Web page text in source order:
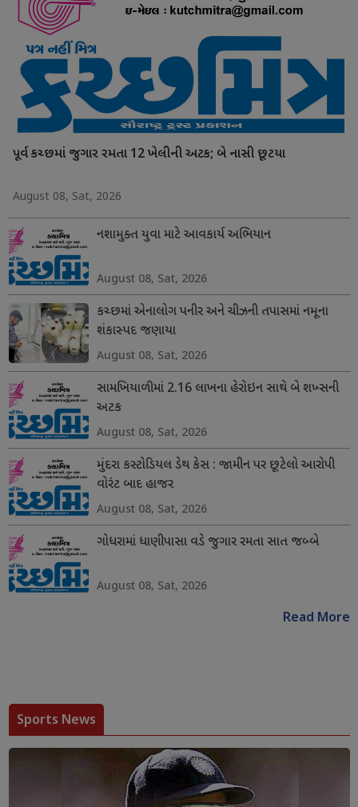
પૂર્વ કચ્છમાં જુગાર રમતા 12 ખેલીની અટક; બે નાસી છૂટયા
August 08, Sat, 2026
નશામુક્ત યુવા માટે આવકાર્ય અભિયાન
August 08, Sat, 2026
કચ્છમાં એનાલોગ પનીર અને ચીઝની તપાસમાં નમૂના
શંકાસ્પદ જણાયા
August 08, Sat, 2026
સામખિયાળીમાં 2.16 લાખના હેરોઇન સાથે બે શખ્સની
અટક
August 08, Sat, 2026
મુંદરા કસ્ટોડિયલ ડેથ કેસ : જામીન પર છૂટેલો આરોપી
વોરંટ બાદ હાજર
August 08, Sat, 2026
ગોધરામાં ધાણીપાસા વડે જુગાર રમતા સાત જબ્બે
August 08, Sat, 2026
Read More
Sports News